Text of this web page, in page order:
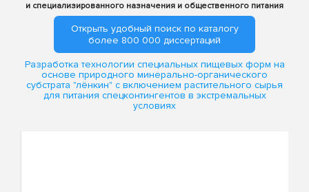
и специализированного назначения и общественного питания
Открыть удобный поиск по каталогу
более 800 000 диссертаций
Разработка технологии специальных пищевых форм на
основе природного минерально-органического
субстрата "лёнкин" с включением растительного сырья
для питания спецконтингентов в экстремальных
условиях